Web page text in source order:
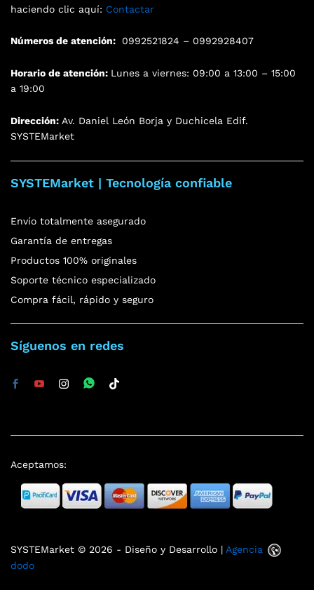
haciendo clic aquí: Contactar
Números de atención: 0992521824 – 0992928407
Horario de atención: Lunes a viernes: 09:00 a 13:00 – 15:00
a 19:00
Dirección: Av. Daniel León Borja y Duchicela Edif.
SYSTEMarket
SYSTEMarket | Tecnología confiable
Envío totalmente asegurado
Garantía de entregas
Productos 100% originales
Soporte técnico especializado
Compra fácil, rápido y seguro
Síguenos en redes
SYSTEMarket © 2026 - Diseño y Desarrollo | Agencia
dodo
Aceptamos: